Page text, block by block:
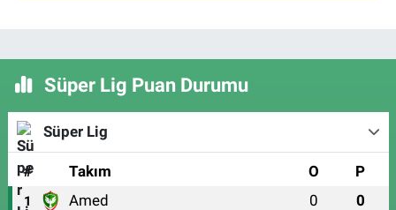
Süper Lig Puan Durumu
Süper Lig
# Takım O P
1 Amed 0 0